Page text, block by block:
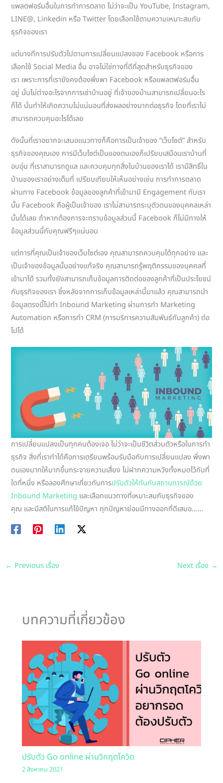
แพลตฟอร์มอื่นในการทำการตลาด ไม่ว่าจะเป็น YouTube, Instagram,
LINE@, Linkedin หรือ Twitter โดยเลือกใช้ตามความเหมาะสมกับ
ธุรกิจของเรา
แต่บางทีการปรับตัวไปตามการเปลี่ยนแปลงของ Facebook หรือการ
เลือกใช้ Social Media อื่น อาจไม่ใช่ทางที่ดีที่สุดสำหรับธุรกิจของ
เรา เพราะการที่เรายังคงต้องพึ่งพา Facebook หรือแพลตฟอร์มอื่น
อยู่ นั่นไม่ต่างอะไรจากการเช่าบ้านอยู่ ที่เจ้าของบ้านสามารถเปลี่ยนอะไร
ก็ได้ นั่นทำให้เกิดความไม่แน่นอนที่ส่งผลอย่างมากต่อธุรกิจ โดยที่เราไม่
สามารถควบคุมอะไรได้เลย
ดังนั้นที่เราอยากจะเสนอแนวทางก็คือการเป็นเจ้าของ “เว็บไซต์” สำหรับ
ธุรกิจของคุณเอง การมีเว็บไซต์เป็นของตนเองก็เปรียบเสมือนเราบ้านที่
อบอุ่น ที่เราสามารถดูแล และควบคุมทุกสิ่งในบ้านของเราได้ เรามีสิทธิ์ใน
บ้านของเราอย่างเต็มที่ เปรียบเทียบให้เห็นอย่างเช่น การทำการตลาด
ผ่านทาง Facebook ข้อมูลของลูกค้าที่เข้ามามี Engagement กับเรา
นั้น Facebook คือผู้เป็นเจ้าของ เราไม่สามารถระบุตัวตนของบุคคลเหล่า
นั้นได้เลย ถ้าหากต้องการจะทราบข้อมูลส่วนนี้ Facebook ก็ไม่มีทางให้
ข้อมูลส่วนนี้กับคุณฟรีๆแน่นอน
แต่การที่คุณเป็นเจ้าของเว็บไซต์เอง คุณสามารถควบคุมได้ทุกอย่าง และ
เป็นเจ้าของข้อมูลนั้นอย่างแท้จริง คุณสามารถรู้พฤติกรรมของบุคคลที่
เข้ามาได้ รวมทั้งยังสามารถเก็บข้อมูลการติดต่อของลูกค้าที่เป็นประโยชน์
กับธุรกิจของเรา ซึ่งหลังจากการเก็บข้อมูลเหล่านี้มาแล้ว คุณสามารถนำ
ข้อมูลตรงนี้ไปทำ Inbound Marketing ผ่านการทำ Marketing
Automation หรือการทำ CRM (การบริการความสัมพันธ์กับลูกค้า) ต่อ
ไปได้
การเปลี่ยนแปลงเป็นทุกคนต้องเจอ ไม่ว่าจะเป็นชีวิตส่วนตัวหรือในการทำ
ธุรกิจ สิ่งที่เราทำได้คือการเตรียมพร้อมรับมือกับการเปลี่ยนแปลง พึ่งพา
ตนเองมากให้มากขึ้นกระจายความเสี่ยง ไม่ฝากความหวังทั้งหมดไว้กับที่
ใดที่หนึ่ง หรือลองศึกษาเกี่ยวกับการปรับตัวให้ทันกับสถานการณ์ด้วย
Inbound Marketing และเลือกแนวทางที่เหมาะสมกับธุรกิจของ
คุณ และมีสติในการแก้ไข้ปัญหา ทุกปัญหาย่อมมีทางออกที่ดีเสมอ……
← Previous เรื่อง Next เรื่อง →
บทความที่เกี่ยวข้อง
ปรับตัว Go online ผ่านวิกฤตโควิด
2 สิงหาคม 2021